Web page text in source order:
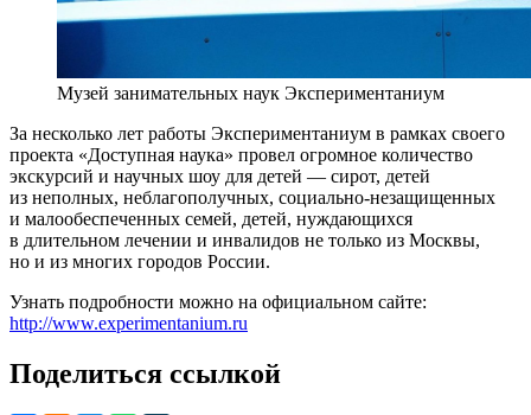
Музей занимательных наук Экспериментаниум
За несколько лет работы Экспериментаниум в рамках своего
проекта «Доступная наука» провел огромное количество
экскурсий и научных шоу для детей — сирот, детей
из неполных, неблагополучных, социально-незащищенных
и малообеспеченных семей, детей, нуждающихся
в длительном лечении и инвалидов не только из Москвы,
но и из многих городов России.
Узнать подробности можно на официальном сайте:
http://www.experimentanium.ru
Поделиться ссылкой